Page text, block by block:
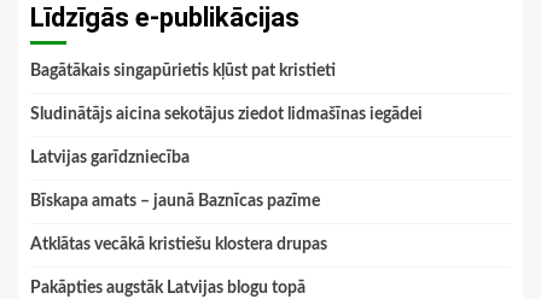
Līdzīgās e-publikācijas
Bagātākais singapūrietis kļūst pat kristieti
Sludinātājs aicina sekotājus ziedot lidmašīnas iegādei
Latvijas garīdzniecība
Bīskapa amats – jaunā Baznīcas pazīme
Atklātas vecākā kristiešu klostera drupas
Pakāpties augstāk Latvijas blogu topā